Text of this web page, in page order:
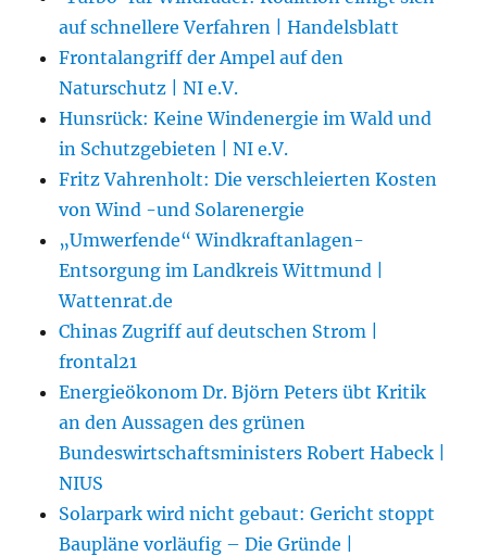
auf schnellere Verfahren | Handelsblatt
Frontalangriff der Ampel auf den
Naturschutz | NI e.V.
Hunsrück: Keine Windenergie im Wald und
in Schutzgebieten | NI e.V.
Fritz Vahrenholt: Die verschleierten Kosten
von Wind -und Solarenergie
„Umwerfende“ Windkraftanlagen-
Entsorgung im Landkreis Wittmund |
Wattenrat.de
Chinas Zugriff auf deutschen Strom |
frontal21
Energieökonom Dr. Björn Peters übt Kritik
an den Aussagen des grünen
Bundeswirtschaftsministers Robert Habeck |
NIUS
Solarpark wird nicht gebaut: Gericht stoppt
Baupläne vorläufig – Die Gründe |